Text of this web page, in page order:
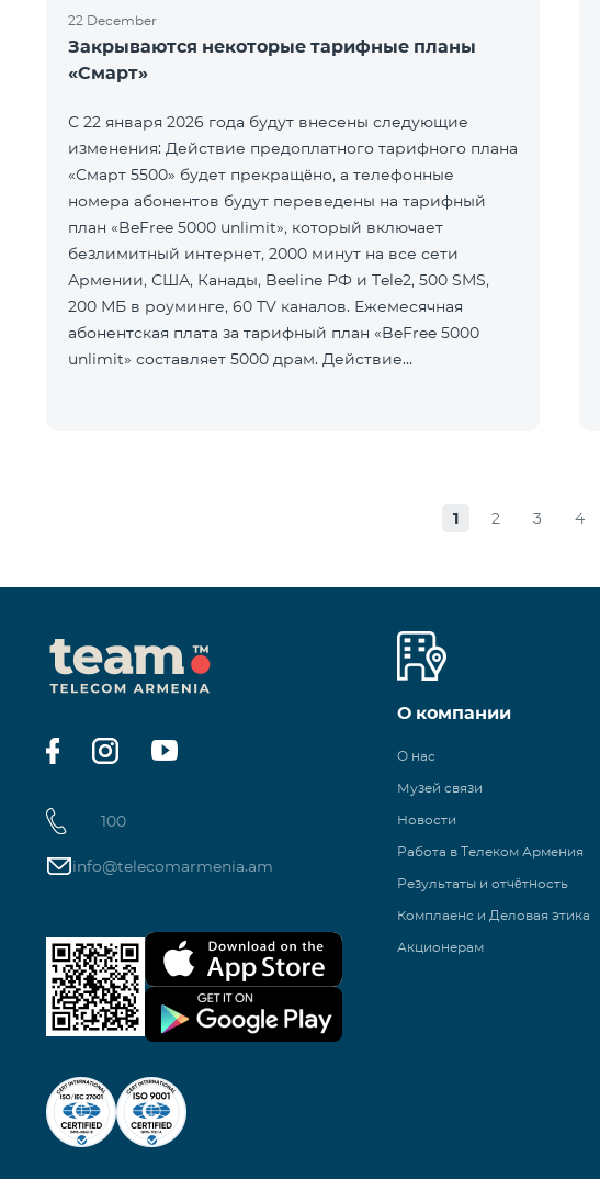
22 December
Закрываются некоторые тарифные планы
«Смарт»
С 22 января 2026 года будут внесены следующие
изменения: Действие предоплатного тарифного плана
«Смарт 5500» будет прекращёно, а телефонные
номера абонентов будут переведены на тарифный
план «BeFree 5000 unlimit», который включает
безлимитный интернет, 2000 минут на все сети
Армении, США, Канады, Beeline РФ и Tele2, 500 SMS,
200 МБ в роуминге, 60 TV каналов. Ежемесячная
абонентская плата за тарифный план «BeFree 5000
unlimit» составляет 5000 драм. Действие
1 2 3 4
100
info@telecomarmenia.am
О компании
О нас
Музей связи
Новости
Работа в Телеком Армения
Результаты и отчётность
Комплаенс и Деловая этика
Акционерам